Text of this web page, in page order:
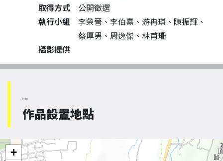
取得方式
公開徵選
執行小組
李榮晉、李伯熹、游冉琪、陳振輝、
蔡厚男、周逸傑、林甫珊
攝影提供
Map
作品設置地點
+